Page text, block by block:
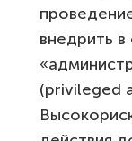
внедрить в
(privileged